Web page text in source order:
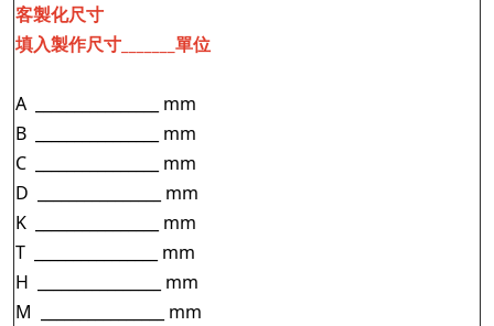
客製化尺寸
填入製作尺寸_______單位
A ________________ mm
B ________________ mm
C ________________ mm
D ________________ mm
K ________________ mm
T ________________ mm
H ________________ mm
M ________________ mm